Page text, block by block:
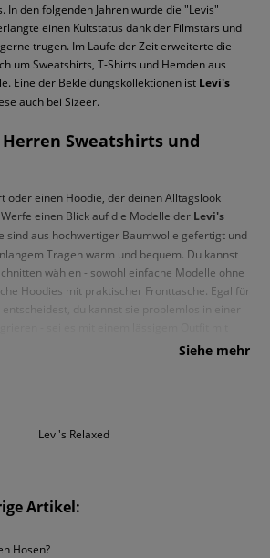
In den folgenden Jahren wurde die "Levis"
einen Kultstatus dank der Filmstars und
trugen. Im Laufe der Zeit erweiterte die
um Sweatshirts, T-Shirts und Hemden aus
Eine der Bekleidungskollektionen ist Levi's
auch bei Sizeer.
Sweatshirts und
oder einen Hoodie, der deinen Alltagslook
einen Blick auf die Modelle der Levi's
sind aus hochwertiger Baumwolle gefertigt und
Tragen warm und bequem. Du kannst
wählen - sowohl einfache Modelle ohne
Hoodies mit praktischer Fronttasche. Egal für
entscheidest, du kannst sie problemlos in einer
Jeans oder einem Streetwear-Outfit mit
Elementen deiner Garderobe
fündig – denn du kannst dich auch für einen
Grün entscheiden. Es ist ein perfekter
Siehe mehr
Levi's Relaxed
Artikel:
Hosen?